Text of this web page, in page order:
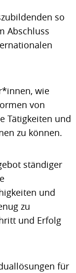
so
Abschluss
wie
von
Tätigkeiten und
zu können.
ständiger
und
zu
und Erfolg
für